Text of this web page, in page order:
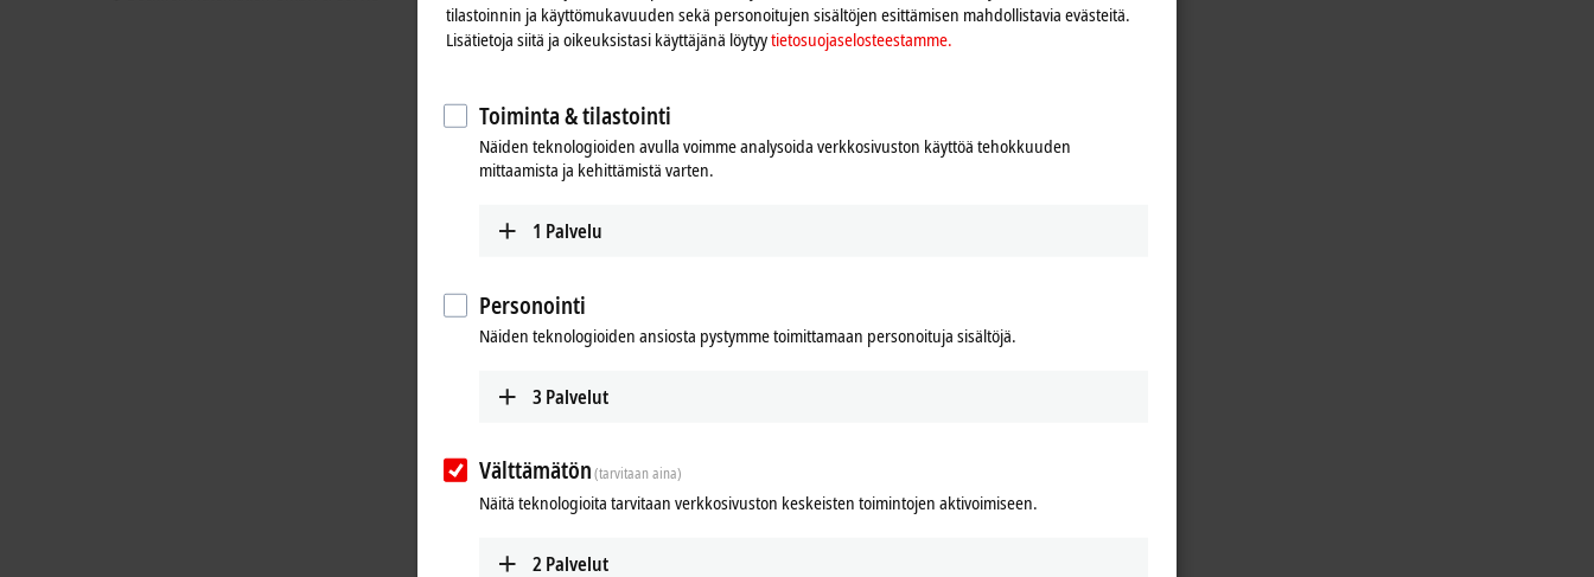
tilastoinnin ja käyttömukavuuden sekä personoitujen sisältöjen esittämisen mahdollistavia evästeitä.
Lisätietoja siitä ja oikeuksistasi käyttäjänä löytyytietosuojaselosteestamme.
Toiminta & tilastointi
Näiden teknologioiden avulla voimme analysoida verkkosivuston käyttöä tehokkuuden
mittaamista ja kehittämistä varten.
1 Palvelu
Personointi
Näiden teknologioiden ansiosta pystymme toimittamaan personoituja sisältöjä.
3 Palvelut
Välttämätön(tarvitaan aina)
Näitä teknologioita tarvitaan verkkosivuston keskeisten toimintojen aktivoimiseen.
2 Palvelut